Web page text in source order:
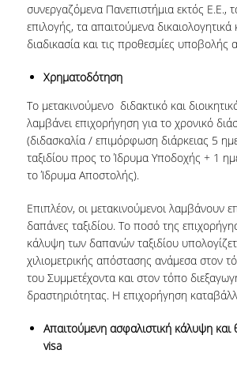
συνεργαζόμενα Πανεπιστήμια εκτός Ε.Ε.,
επιλογής, τα απαιτούμενα
διαδικασία και τις προθεσμίες υποβολής
Χρηματοδότηση
Το μετακινούμενο διδακτικό και
λαμβάνει επιχορήγηση για το χρονικό
(διδασκαλία / επιμόρφωση διάρκειας 5
ταξιδίου προς το Ίδρυμα Υποδοχής + 1
το Ίδρυμα Αποστολής).
Επιπλέον, οι μετακινούμενοι λαμβάνουν
δαπάνες ταξιδίου. To ποσό της
κάλυψη των δαπανών ταξιδίου
χιλιομετρικής απόστασης ανάμεσα στον
του Συμμετέχοντα και στον τόπο
δραστηριότητας. Η επιχορήγηση
Απαιτούμενη ασφαλιστική κάλυψη και
visa